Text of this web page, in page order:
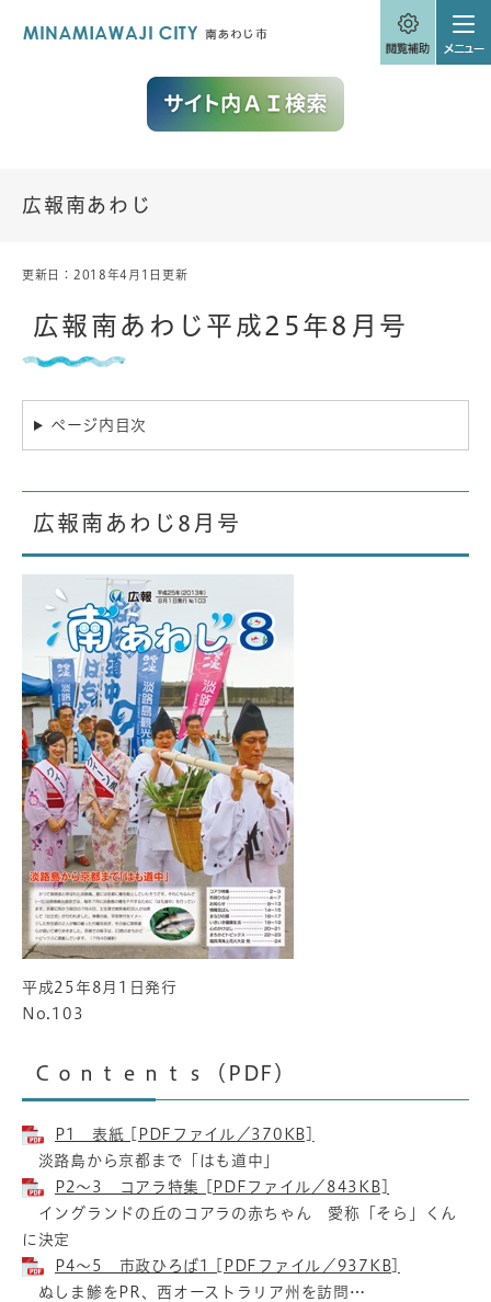
広報南あわじ
本
更新日：2018年4月1日更新
広報南あわじ平成25年8月号
ページ内目次
広報南あわじ8月号
平成25年8月1日発行
No.103
Ｃｏｎｔｅｎｔｓ（PDF）
P1 表紙 [PDFファイル／370KB]
淡路島から京都まで「はも道中」
P2～3 コアラ特集 [PDFファイル／843KB]
イングランドの丘のコアラの赤ちゃん 愛称「そら」くん
に決定
P4～5 市政ひろば1 [PDFファイル／937KB]
ぬしま鯵をPR、西オーストラリア州を訪問…